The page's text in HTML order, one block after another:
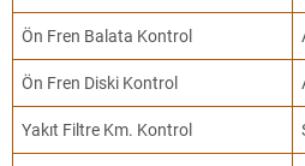
Ön Fren Balata Kontrol
Ön Fren Diski Kontrol
Yakıt Filtre Km. Kontrol